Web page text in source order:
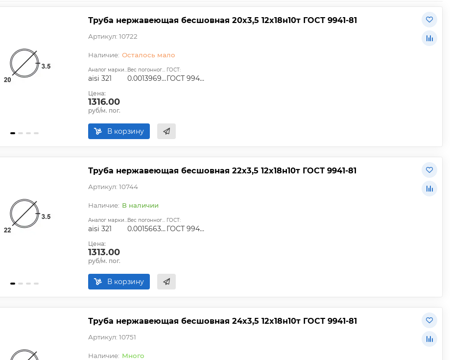
Труба нержавеющая бесшовная 20х3,5 12х18н10т ГОСТ 9941-81
Артикул: 10722
Осталось мало
Аналог марки стали:
aisi 321
Вес погонного метра, т.:
0.0013969725
ГОСТ:
ГОСТ 9940-81, ГОСТ 9941-81, ГОСТ 24030-80, ГОСТ 10498-82
Цена:
1316.00
руб/м. пог.
В корзину
Труба нержавеющая бесшовная 22х3,5 12х18н10т ГОСТ 9941-81
Артикул: 10744
В наличии
Аналог марки стали:
aisi 321
Вес погонного метра, т.:
0.0015663025
ГОСТ:
ГОСТ 9940-81, ГОСТ 9941-81, ГОСТ 24030-80, ГОСТ 10498-82
Цена:
1313.00
руб/м. пог.
В корзину
Труба нержавеющая бесшовная 24х3,5 12х18н10т ГОСТ 9941-81
Артикул: 10751
Много